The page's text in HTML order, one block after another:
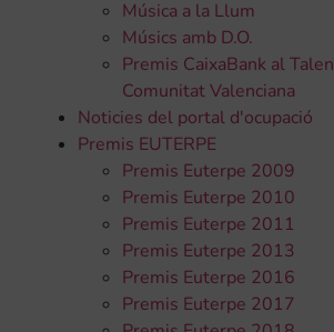
Música a la Llum
Músics amb D.O.
Premis CaixaBank al
Comunitat Valenciana
Noticies del portal d'ocupació
Premis EUTERPE
Premis Euterpe 2009
Premis Euterpe 2010
Premis Euterpe 2011
Premis Euterpe 2013
Premis Euterpe 2016
Premis Euterpe 2017